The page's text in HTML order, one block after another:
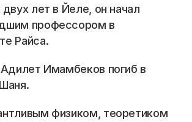
лет в Йеле, он начал
профессором в
Райса.
Адилет Имамбеков погиб в
физиком, теоретиком